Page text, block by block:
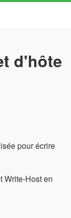
d'hôte
pour écrire
Write-Host en